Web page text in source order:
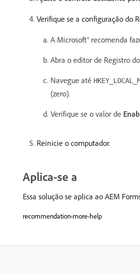
Verifique se a configuração do
A Microsoft® recomenda
Abra o editor de Registro
Navegue até
(zero).
Verifique se o valor de
Reinicie o computador.
Aplica-se a
Essa solução se aplica ao AEM
recommendation-more-help